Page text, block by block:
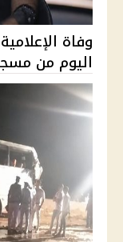
وفاة
اليوم من